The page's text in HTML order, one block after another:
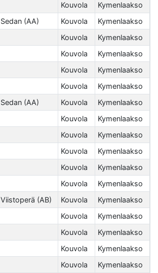
Kouvola Kymenlaakso
Sedan (AA) Kouvola Kymenlaakso
Kouvola Kymenlaakso
Kouvola Kymenlaakso
Kouvola Kymenlaakso
Kouvola Kymenlaakso
Sedan (AA) Kouvola Kymenlaakso
Kouvola Kymenlaakso
Kouvola Kymenlaakso
Kouvola Kymenlaakso
Kouvola Kymenlaakso
Kouvola Kymenlaakso
Viistoperä (AB) Kouvola Kymenlaakso
Kouvola Kymenlaakso
Kouvola Kymenlaakso
Kouvola Kymenlaakso
Kouvola Kymenlaakso